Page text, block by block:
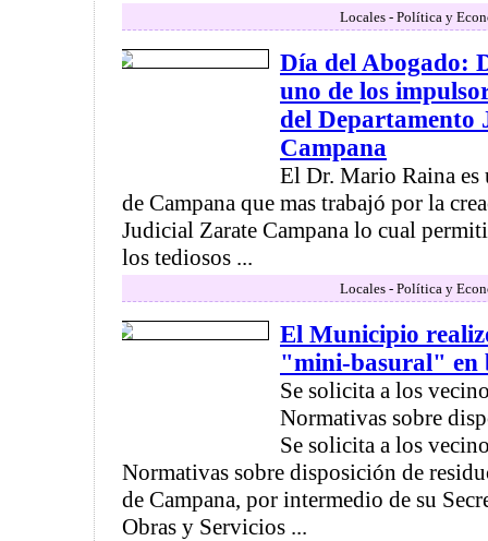
Locales - Política y
Día del Abogado:
uno de los
del Departamento
Campana
El Dr. Mario Raina es
de Campana que mas trabajó por la
Judicial Zarate Campana lo cual
los tediosos ...
Locales - Política y
El Municipio
"mini-basural" en
Se solicita a los
Normativas sobre
Se solicita a los
Normativas sobre disposición de
de Campana, por intermedio de su
Obras y Servicios ...